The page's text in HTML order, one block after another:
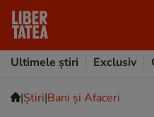
Ultimele știri
Exclusiv
|Ştiri|Bani și Afaceri